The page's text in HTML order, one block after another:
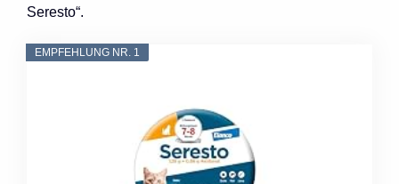
Seresto“.
EMPFEHLUNG NR. 1